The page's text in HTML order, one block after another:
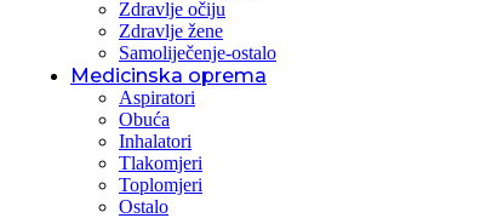
Zdravlje očiju
Zdravlje žene
Samoliječenje-ostalo
Medicinska oprema
Aspiratori
Obuća
Inhalatori
Tlakomjeri
Toplomjeri
Ostalo